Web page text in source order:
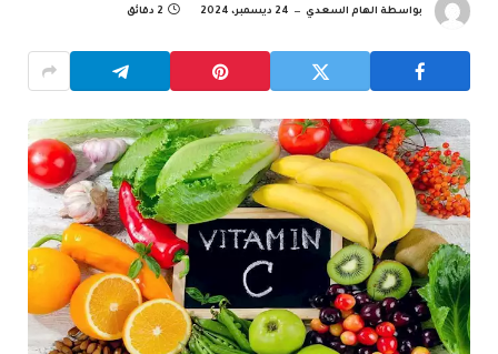
بواسطة الهام السعدي 24 ديسمبر، 2024 2 دقائق